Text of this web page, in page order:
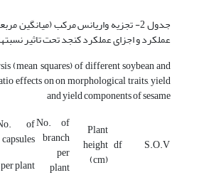
جدول 2- تجزیه واریانس مرکب (میانگین
عملکرد و اجزای عملکرد کنجد تحت تاثیر
(mean squares) of different soybean and
effects on on morphological traits, yield
and yield components of sesame
S.O.V
df
Plant
height
(cm)
No. of
branch
per
plant
of
capsules
per plant